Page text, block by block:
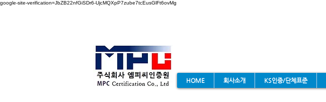
google-site-verification=JbZB22nfGiSDr6-UjcMQXpP7zube7tcEusGlFt6ovMg
HOME 회사소개 KS인증/단체표준